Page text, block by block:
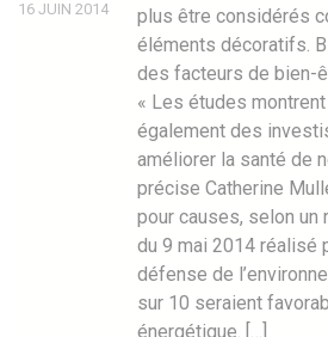
16 JUIN 2014
plus être considérés
éléments décoratifs.
des facteurs de bien-
« Les études
également des
améliorer la santé de
précise Catherine
pour causes, selon un
du 9 mai 2014 réalisé
défense de
sur 10 seraient
énergétique. […]